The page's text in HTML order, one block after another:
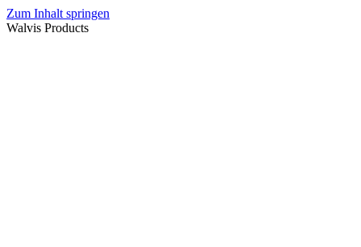
Zum Inhalt springen
Walvis Products